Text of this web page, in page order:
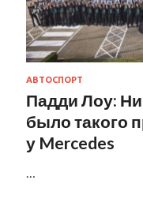
АВТОСПОРТ
Падди Лоу: Ни
было такого
у Mercedes